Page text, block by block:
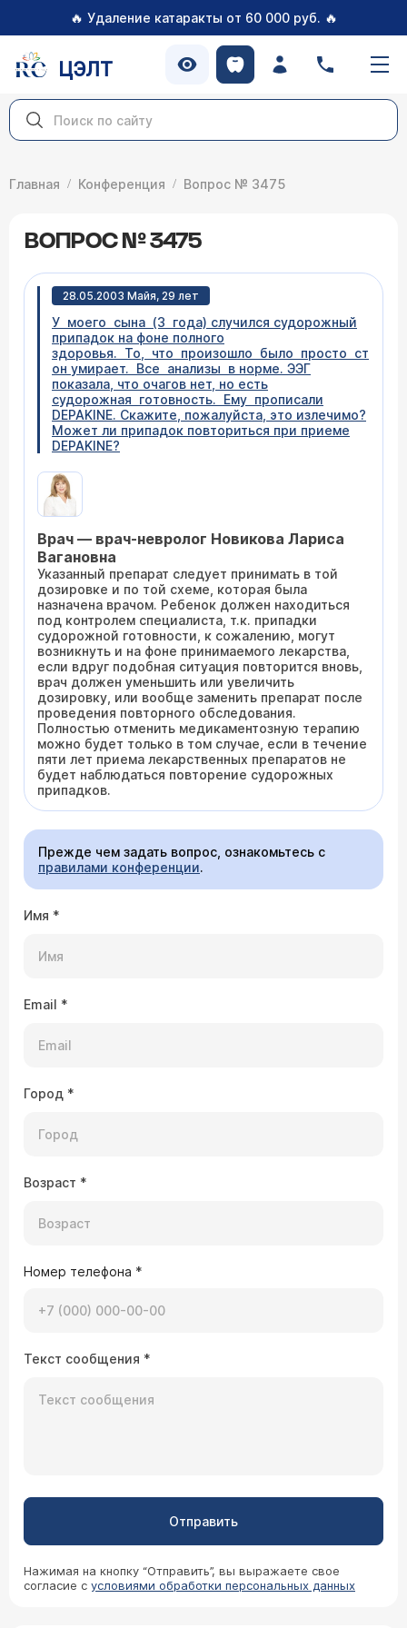
🔥 Удаление катаракты от 60 000 руб. 🔥
ЦЭЛТ
Главная Конференция Вопрос № 3475
ВОПРОС № 3475
28.05.2003 Майя, 29 лет
У моего сына (3 года) случился судорожный
припадок на фоне полного
здоровья. То, что произошло было просто
он умирает. Все анализы в норме. ЭЭГ
показала, что очагов нет, но есть
судорожная готовность. Ему прописали
DEPAKINE. Скажите, пожалуйста, это излечимо?
Может ли припадок повториться при приеме
DEPAKINE?
Врач — врач-невролог Новикова Лариса
Вагановна
Указанный препарат следует принимать в той
дозировке и по той схеме, которая была
назначена врачом. Ребенок должен находиться
под контролем специалиста, т.к. припадки
судорожной готовности, к сожалению, могут
возникнуть и на фоне принимаемого лекарства,
если вдруг подобная ситуация повторится вновь,
врач должен уменьшить или увеличить
дозировку, или вообще заменить препарат после
проведения повторного обследования.
Полностью отменить медикаментозную терапию
можно будет только в том случае, если в течение
пяти лет приема лекарственных препаратов не
будет наблюдаться повторение судорожных
припадков.
Прежде чем задать вопрос, ознакомьтесь с
правилами конференции.
Имя *
Email *
Город *
Возраст *
Номер телефона *
Текст сообщения *
Отправить
Нажимая на кнопку “Отправить”, вы выражаете свое
согласие с условиями обработки персональных данных